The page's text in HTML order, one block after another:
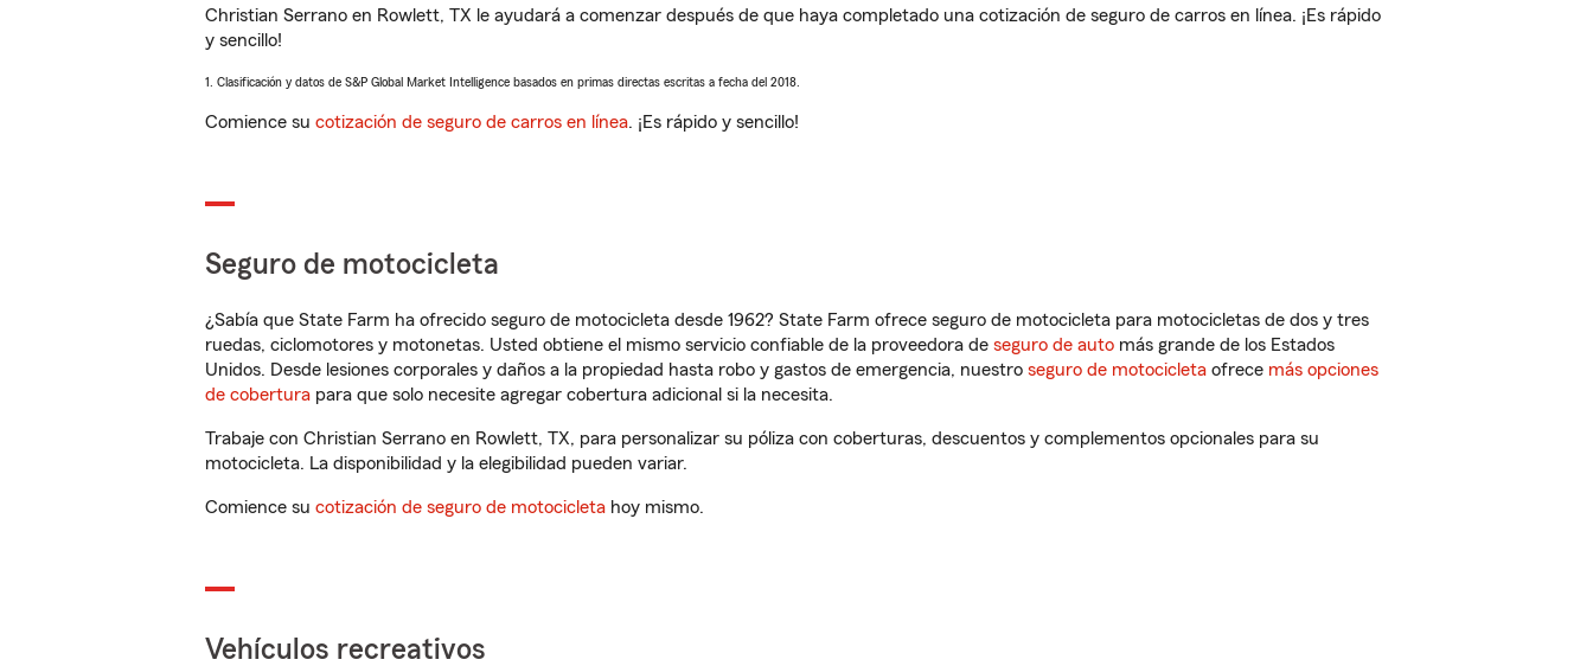
Christian Serrano en Rowlett, TX le ayudará a comenzar después de que haya completado una cotización de seguro de carros en línea. ¡Es rápido
y sencillo!
1. Clasificación y datos de S&P Global Market Intelligence basados en primas directas escritas a fecha del 2018.
Comience su cotización de seguro de carros en línea. ¡Es rápido y sencillo!
Seguro de motocicleta
¿Sabía que State Farm ha ofrecido seguro de motocicleta desde 1962? State Farm ofrece seguro de motocicleta para motocicletas de dos y tres
ruedas, ciclomotores y motonetas. Usted obtiene el mismo servicio confiable de la proveedora de seguro de auto más grande de los Estados
Unidos. Desde lesiones corporales y daños a la propiedad hasta robo y gastos de emergencia, nuestro seguro de motocicleta ofrece más opciones
de cobertura para que solo necesite agregar cobertura adicional si la necesita.
Trabaje con Christian Serrano en Rowlett, TX, para personalizar su póliza con coberturas, descuentos y complementos opcionales para su
motocicleta. La disponibilidad y la elegibilidad pueden variar.
Comience su cotización de seguro de motocicleta hoy mismo.
Vehículos recreativos